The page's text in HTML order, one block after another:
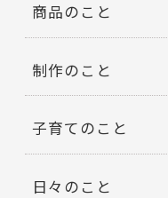
商品のこと
制作のこと
子育てのこと
日々のこと